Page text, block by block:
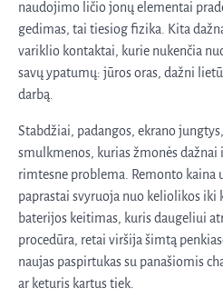
naudojimo ličio jonų elementai
gedimas, tai tiesiog fizika. Kita
variklio kontaktai, kurie nukenčia
savų ypatumų: jūros oras, dažni
darbą.
Stabdžiai, padangos, ekrano
smulkmenos, kurias žmonės
rimtesne problema. Remonto kaina
paprastai svyruoja nuo keliolikos iki
baterijos keitimas, kuris daugeliui
procedūra, retai viršija šimtą
naujas paspirtukas su panašiomis
ar keturis kartus tiek.